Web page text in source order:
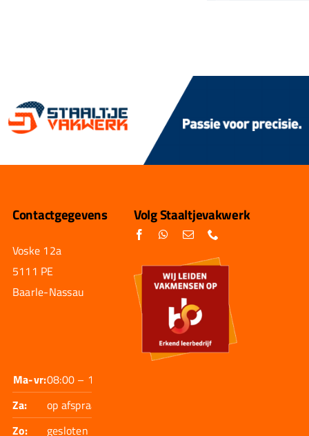
Contactgegevens
Voske 12a
5111 PE
Baarle-Nassau
Ma-vr:08:00 – 17:30
Za:
op afspraak
Zo:
gesloten
Volg Staaltjevakwerk